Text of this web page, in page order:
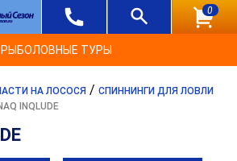
0
РЫБОЛОВНЫЕ ТУРЫ
НА ЛОСОСЯ / СПИННИНГИ ДЛЯ ЛОВЛИ
INQLUDE